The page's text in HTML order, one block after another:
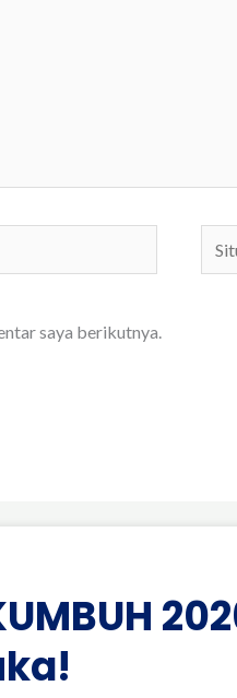
Situs
Web
saya berikutnya.